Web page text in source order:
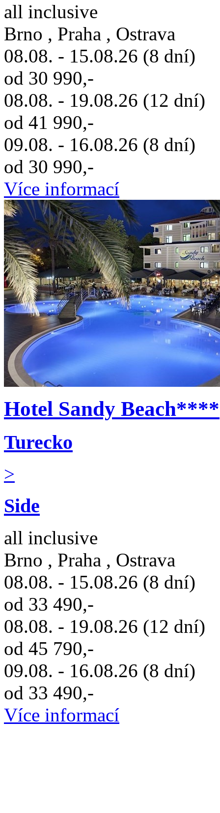
all inclusive
Brno , Praha , Ostrava
08.08. - 15.08.26 (8 dní)
od 30 990,-
08.08. - 19.08.26 (12 dní)
od 41 990,-
09.08. - 16.08.26 (8 dní)
od 30 990,-
Více informací
Hotel Sandy Beach****
Turecko
>
Side
all inclusive
Brno , Praha , Ostrava
08.08. - 15.08.26 (8 dní)
od 33 490,-
08.08. - 19.08.26 (12 dní)
od 45 790,-
09.08. - 16.08.26 (8 dní)
od 33 490,-
Více informací